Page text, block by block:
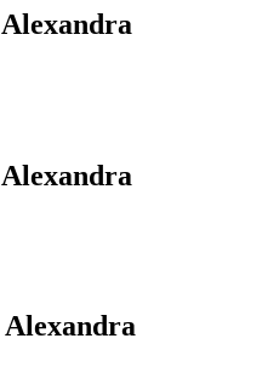
Alexandra